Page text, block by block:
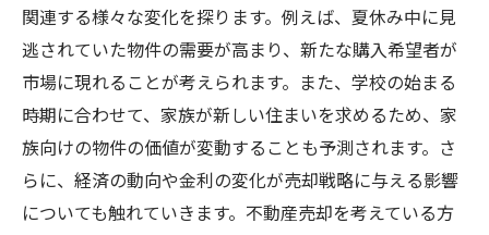
関連する様々な変化を探ります。例えば、夏休み中に見
逃されていた物件の需要が高まり、新たな購入希望者が
市場に現れることが考えられます。また、学校の始まる
時期に合わせて、家族が新しい住まいを求めるため、家
族向けの物件の価値が変動することも予測されます。さ
らに、経済の動向や金利の変化が売却戦略に与える影響
についても触れていきます。不動産売却を考えている方